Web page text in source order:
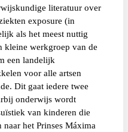
literatuur over
exposure (in
als het meest nuttig
kleine werkgroep van de
een landelijk
voor alle artsen
Dit gaat iedere twee
onderwijs wordt
van kinderen die
het Prinses Máxima